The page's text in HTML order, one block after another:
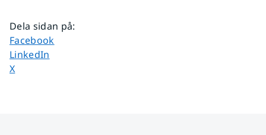
Dela sidan på:
Dela sidan på
Facebook
Dela sidan på
LinkedIn
Dela sidan på
X